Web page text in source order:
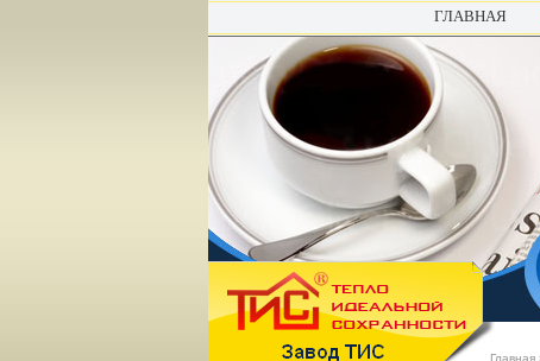
ГЛАВНАЯ
Главная